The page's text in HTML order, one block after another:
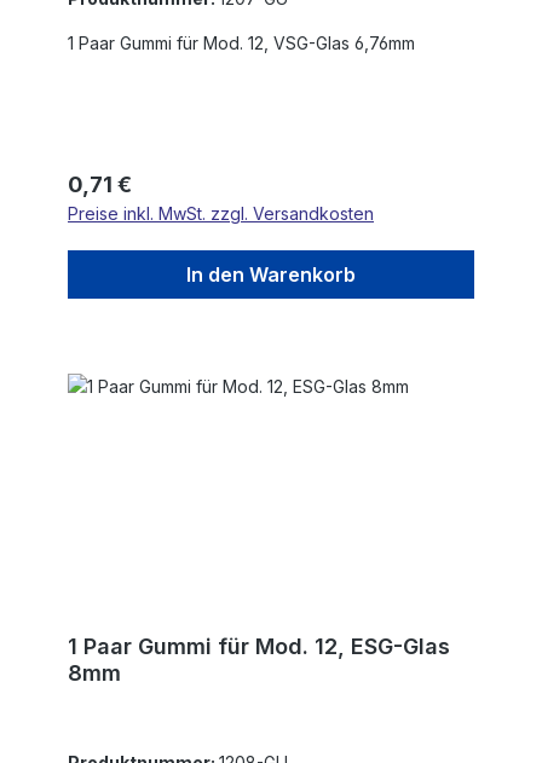
1 Paar Gummi für Mod. 12, VSG-Glas 6,76mm
Regulärer Preis:
0,71 €
Preise inkl. MwSt. zzgl. Versandkosten
In den Warenkorb
1 Paar Gummi für Mod. 12, ESG-Glas
8mm